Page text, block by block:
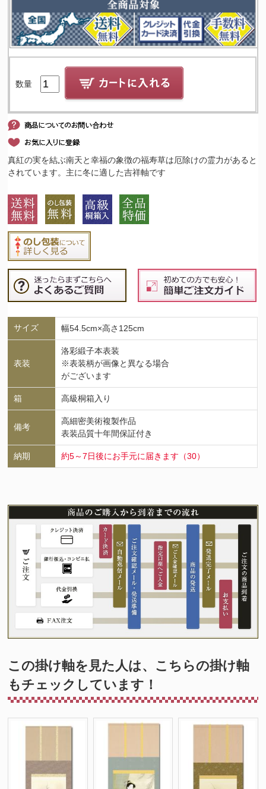
数量
真紅の実を結ぶ南天と幸福の象徴の福寿草は厄除けの霊力があると
されています。主に冬に適した吉祥軸です
サイズ 幅54.5cm×高さ125cm
表装
洛彩緞子本表装
※表装柄が画像と異なる場合
がございます
箱 高級桐箱入り
備考
高細密美術複製作品
表装品質十年間保証付き
納期 約5～7日後にお手元に届きます（30）
この掛け軸を見た人は、こちらの掛け軸
もチェックしています！